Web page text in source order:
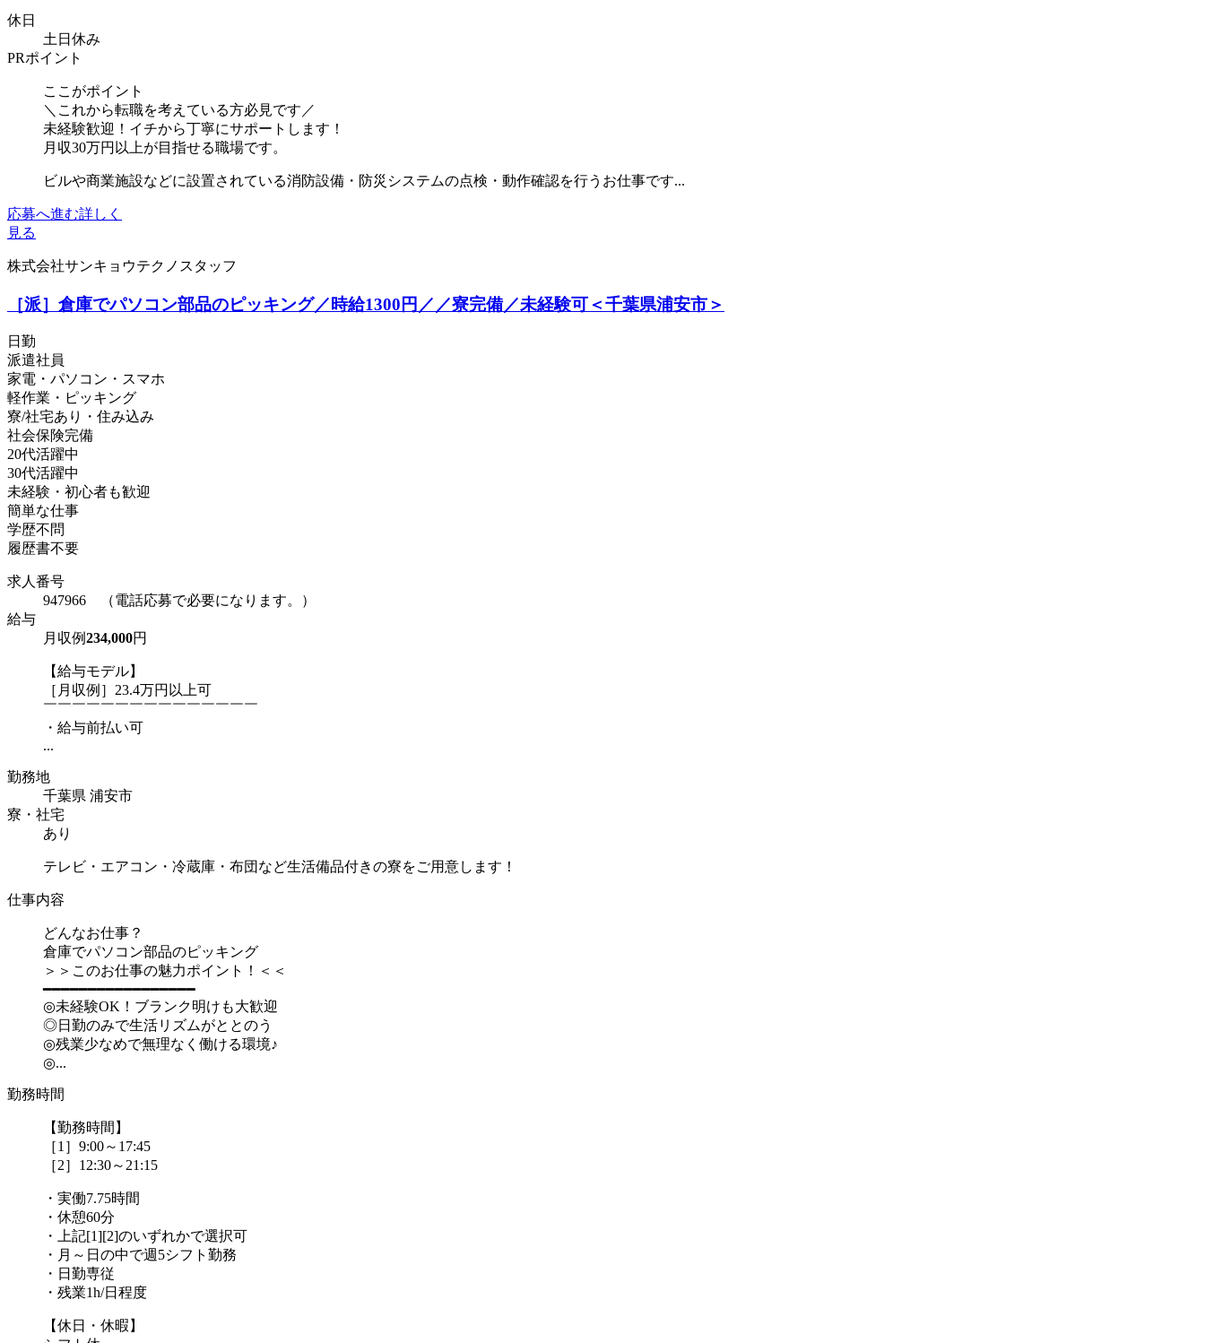
休日
土日休み
PRポイント
ここがポイント
＼これから転職を考えている方必見です／
未経験歓迎！イチから丁寧にサポートします！
月収30万円以上が目指せる職場です。
ビルや商業施設などに設置されている消防設備・防災システムの点検・動作確認を行うお仕事です...
応募へ進む詳しく
見る
株式会社サンキョウテクノスタッフ
［派］倉庫でパソコン部品のピッキング／時給1300円／／寮完備／未経験可＜千葉県浦安市＞
日勤
派遣社員
家電・パソコン・スマホ
軽作業・ピッキング
寮/社宅あり・住み込み
社会保険完備
20代活躍中
30代活躍中
未経験・初心者も歓迎
簡単な仕事
学歴不問
履歴書不要
求人番号
947966 （電話応募で必要になります。）
給与
月収例234,000円
【給与モデル】
［月収例］23.4万円以上可
￣￣￣￣￣￣￣￣￣￣￣￣￣￣￣
・給与前払い可
...
勤務地
千葉県 浦安市
寮・社宅
あり
テレビ・エアコン・冷蔵庫・布団など生活備品付きの寮をご用意します！
仕事内容
どんなお仕事？
倉庫でパソコン部品のピッキング
＞＞このお仕事の魅力ポイント！＜＜
━━━━━━━━━━━━━━━━━
◎未経験OK！ブランク明けも大歓迎
◎日勤のみで生活リズムがととのう
◎残業少なめで無理なく働ける環境♪
◎...
勤務時間
【勤務時間】
［1］9:00～17:45
［2］12:30～21:15
・実働7.75時間
・休憩60分
・上記[1][2]のいずれかで選択可
・月～日の中で週5シフト勤務
・日勤専従
・残業1h/日程度
【休日・休暇】